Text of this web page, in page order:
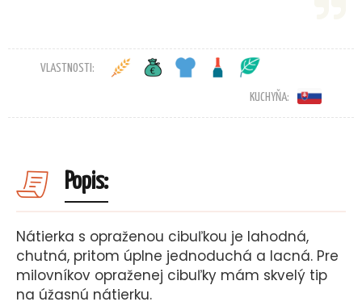
VLASTNOSTI:
KUCHYŇA:
Popis:
Nátierka s opraženou cibuľkou je lahodná,
chutná, pritom úplne jednoduchá a lacná. Pre
milovníkov opraženej cibuľky mám skvelý tip
na úžasnú nátierku.